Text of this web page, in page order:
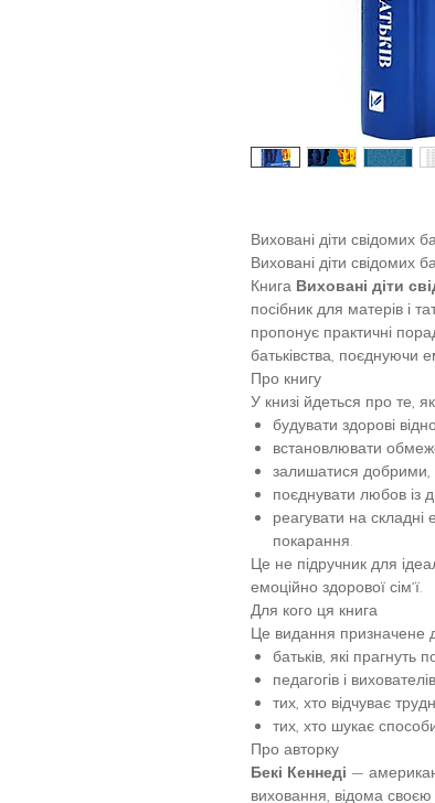
Виховані діти свідомих
Виховані діти свідомих
Книга Виховані діти
посібник для матерів і
пропонує практичні
батьківства, поєднуючи
Про книгу
У книзі йдеться про те,
будувати здорові
встановлювати
залишатися добрими,
поєднувати любов із
реагувати на
покарання.
Це не підручник для
емоційно здорової сім’ї.
Для кого ця книга
Це видання призначене
батьків, які прагнуть
педагогів і
тих, хто відчуває
тих, хто шукає
Про авторку
Бекі Кеннеді —
виховання, відома своєю